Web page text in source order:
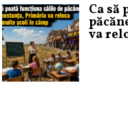
Ca
va